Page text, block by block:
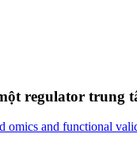
regulator trung
omics and functional